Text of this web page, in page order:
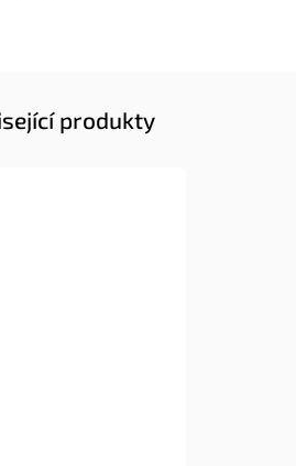
produkty